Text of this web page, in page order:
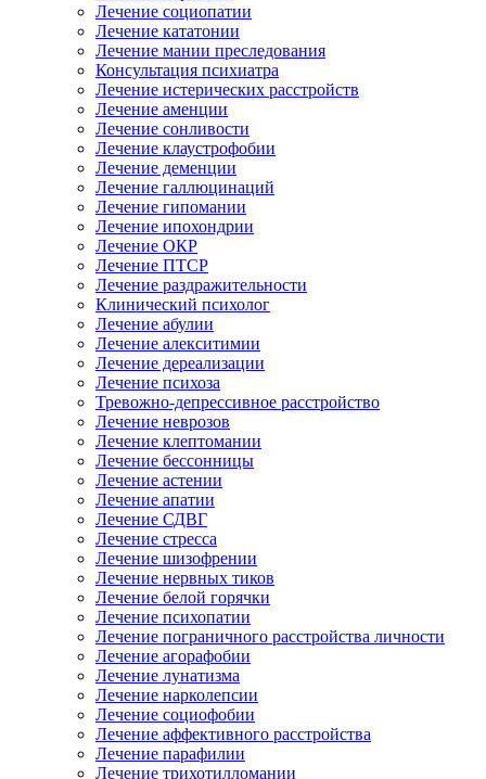
Лечение социопатии
Лечение кататонии
Лечение мании преследования
Консультация психиатра
Лечение истерических расстройств
Лечение аменции
Лечение сонливости
Лечение клаустрофобии
Лечение деменции
Лечение галлюцинаций
Лечение гипомании
Лечение ипохондрии
Лечение ОКР
Лечение ПТСР
Лечение раздражительности
Клинический психолог
Лечение абулии
Лечение алекситимии
Лечение дереализации
Лечение психоза
Тревожно-депрессивное расстройство
Лечение неврозов
Лечение клептомании
Лечение бессонницы
Лечение астении
Лечение апатии
Лечение СДВГ
Лечение стресса
Лечение шизофрении
Лечение нервных тиков
Лечение белой горячки
Лечение психопатии
Лечение пограничного расстройства личности
Лечение агорафобии
Лечение лунатизма
Лечение нарколепсии
Лечение социофобии
Лечение аффективного расстройства
Лечение парафилии
Лечение трихотилломании